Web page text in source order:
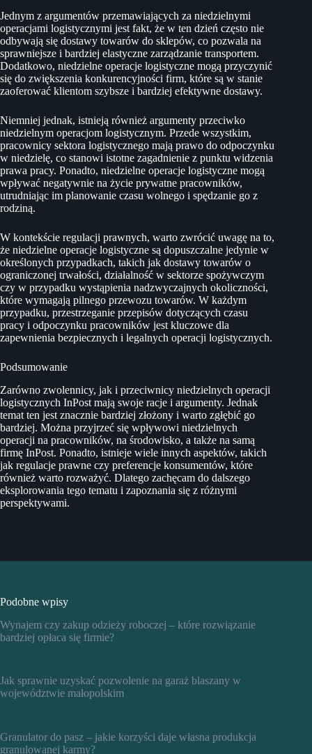
Jednym z argumentów przemawiających za niedzielnymi
operacjami logistycznymi jest fakt, że w ten dzień często nie
odbywają się dostawy towarów do sklepów, co pozwala na
sprawniejsze i bardziej elastyczne zarządzanie transportem.
Dodatkowo, niedzielne operacje logistyczne mogą przyczynić
się do zwiększenia konkurencyjności firm, które są w stanie
zaoferować klientom szybsze i bardziej efektywne dostawy.
Niemniej jednak, istnieją również argumenty przeciwko
niedzielnym operacjom logistycznym. Przede wszystkim,
pracownicy sektora logistycznego mają prawo do odpoczynku
w niedzielę, co stanowi istotne zagadnienie z punktu widzenia
prawa pracy. Ponadto, niedzielne operacje logistyczne mogą
wpływać negatywnie na życie prywatne pracowników,
utrudniając im planowanie czasu wolnego i spędzanie go z
rodziną.
W kontekście regulacji prawnych, warto zwrócić uwagę na to,
że niedzielne operacje logistyczne są dopuszczalne jedynie w
określonych przypadkach, takich jak dostawy towarów o
ograniczonej trwałości, działalność w sektorze spożywczym
czy w przypadku wystąpienia nadzwyczajnych okoliczności,
które wymagają pilnego przewozu towarów. W każdym
przypadku, przestrzeganie przepisów dotyczących czasu
pracy i odpoczynku pracowników jest kluczowe dla
zapewnienia bezpiecznych i legalnych operacji logistycznych.
Podsumowanie
Zarówno zwolennicy, jak i przeciwnicy niedzielnych operacji
logistycznych InPost mają swoje racje i argumenty. Jednak
temat ten jest znacznie bardziej złożony i warto zgłębić go
bardziej. Można przyjrzeć się wpływowi niedzielnych
operacji na pracowników, na środowisko, a także na samą
firmę InPost. Ponadto, istnieje wiele innych aspektów, takich
jak regulacje prawne czy preferencje konsumentów, które
również warto rozważyć. Dlatego zachęcam do dalszego
eksplorowania tego tematu i zapoznania się z różnymi
perspektywami.
Podobne wpisy
Wynajem czy zakup odzieży roboczej – które rozwiązanie
bardziej opłaca się firmie?
Jak sprawnie uzyskać pozwolenie na garaż blaszany w
województwie małopolskim
Granulator do pasz – jakie korzyści daje własna produkcja
granulowanej karmy?